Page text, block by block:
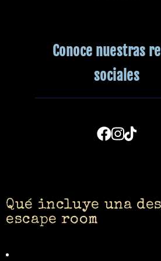
Conoce nuestras
sociales
Qué incluye una
escape room